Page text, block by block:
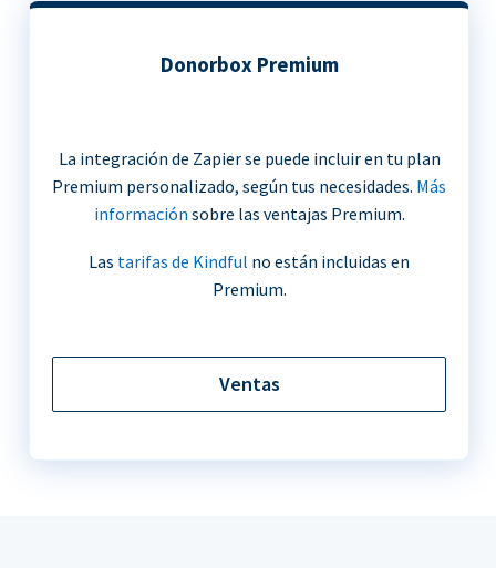
Donorbox Premium
La integración de Zapier se puede incluir en tu plan
Premium personalizado, según tus necesidades. Más
información sobre las ventajas Premium.
Las tarifas de Kindful no están incluidas en
Premium.
Ventas